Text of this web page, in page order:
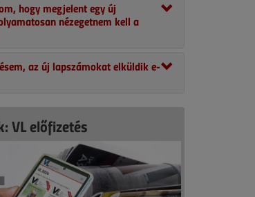
hogy megjelent egy új
nézegetnem kell a
az új lapszámokat elküldik e-
VL előfizetés